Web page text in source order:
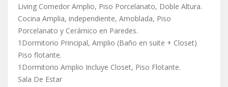
Living Comedor Amplio, Piso Porcelanato, Doble Altura.
Cocina Amplia, independiente, Amoblada, Piso
Porcelanato y Cerámico en Paredes.
1Dormitorio Principal, Amplio (Baño en suite + Closet)
Piso flotante.
1Dormitorio Amplio Incluye Closet, Piso Flotante.
Sala De Estar